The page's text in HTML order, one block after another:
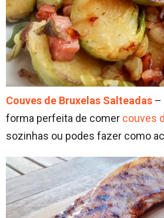
Couves de Bruxelas Salteadas –
forma perfeita de comer couves
sozinhas ou podes fazer como